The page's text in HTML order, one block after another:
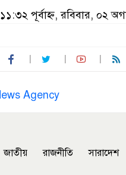
১১:৩২ পূর্বাহ্ন, রবিবার, ০২
জাতীয় রাজনীতি সারাদেশ